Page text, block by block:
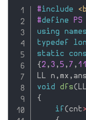
#include
#define
using
typedef
static
{2 , 3 , 5 , 7 , 11
LL n , mx , ans
void
dfs(
{
if (cnt